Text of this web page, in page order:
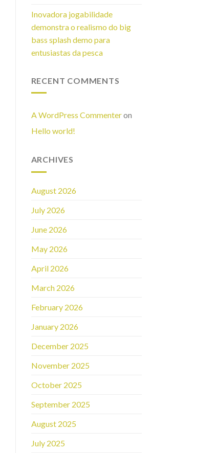
Inovadora jogabilidade
demonstra o realismo do big
bass splash demo para
entusiastas da pesca
RECENT COMMENTS
A WordPress Commenteron
Hello world!
ARCHIVES
August 2026
July 2026
June 2026
May 2026
April 2026
March 2026
February 2026
January 2026
December 2025
November 2025
October 2025
September 2025
August 2025
July 2025